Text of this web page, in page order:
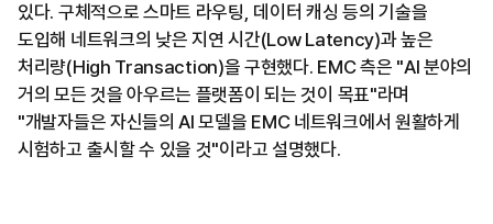
있다. 구체적으로 스마트 라우팅, 데이터 캐싱 등의 기술을
도입해 네트워크의 낮은 지연 시간(Low Latency)과 높은
처리량(High Transaction)을 구현했다. EMC 측은 "AI 분야의
거의 모든 것을 아우르는 플랫폼이 되는 것이 목표"라며
"개발자들은 자신들의 AI 모델을 EMC 네트워크에서 원활하게
시험하고 출시할 수 있을 것"이라고 설명했다.